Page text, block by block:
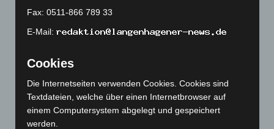
Oktober 2025 (112)
Juli 2025(90)
Juni 2025(103)
Mai 2025(112)
April 2025(88)
Fax: 0511-866 789 33
E-Mail:
Cookies
Die Internetseiten verwenden Cookies. Cookies sind
Textdateien, welche über einen Internetbrowser auf
einem Computersystem abgelegt und gespeichert
werden.